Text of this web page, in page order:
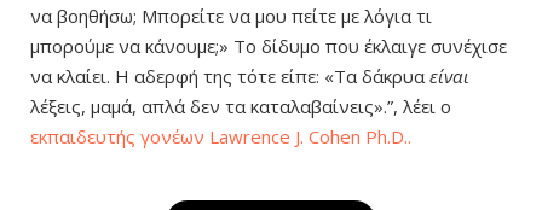
να βοηθήσω; Μπορείτε να μου πείτε με λόγια τι
μπορούμε να κάνουμε;» Το δίδυμο που έκλαιγε συνέχισε
να κλαίει. Η αδερφή της τότε είπε: «Τα δάκρυα είναι
λέξεις, μαμά, απλά δεν τα καταλαβαίνεις».”, λέει ο
εκπαιδευτής γονέων Lawrence J. Cohen Ph.D..